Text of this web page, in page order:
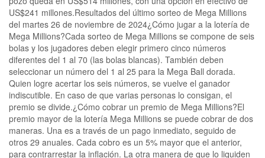
US$241 millones.Resultados del último sorteo de Mega Millions
del martes 26 de noviembre de 2024¿Cómo jugar a la lotería de
Mega Millions?Cada sorteo de Mega Millions se compone de seis
bolas y los jugadores deben elegir primero cinco números
diferentes del 1 al 70 (las bolas blancas). También deben
seleccionar un número del 1 al 25 para la Mega Ball dorada.
Quien logre acertar los seis números, se vuelve el ganador
indiscutible. En caso de que varias personas lo consigan, el
premio se divide.¿Cómo cobrar un premio de Mega Millions?El
premio mayor de la lotería Mega Millions se puede cobrar de dos
maneras. Una es a través de un pago inmediato, seguido de
otros 29 anuales. Cada cobro es un 5% mayor que el anterior,
para contrarrestar la inflación. La otra manera de que lo liquiden